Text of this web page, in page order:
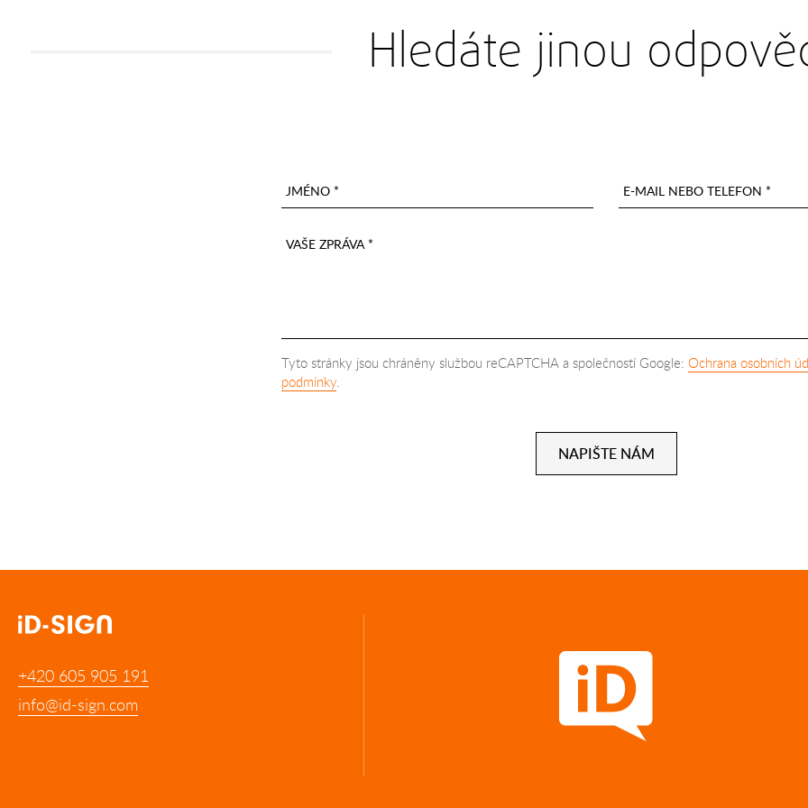
Hledáte jinou
JMÉNO * E-MAIL NEBO TELEFON *
VAŠE ZPRÁVA *
Tyto stránky jsou chráněny službou reCAPTCHA a společností Google: Ochrana osobních
podmínky.
NAPIŠTE NÁM
+420 605 905 191
info@id-sign.com